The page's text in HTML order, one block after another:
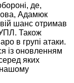
де,
Адамюк
шанс отримав
Також
в групі атаки.
із оновленням
яких
нашому